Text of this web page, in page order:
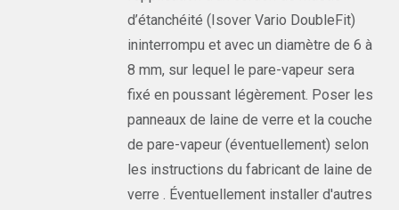
d’étanchéité (Isover Vario DoubleFit)
ininterrompu et avec un diamètre de 6 à
8 mm, sur lequel le pare-vapeur sera
fixé en poussant légèrement. Poser les
panneaux de laine de verre et la couche
de pare-vapeur (éventuellement) selon
les instructions du fabricant de laine de
verre . Éventuellement installer d'autres